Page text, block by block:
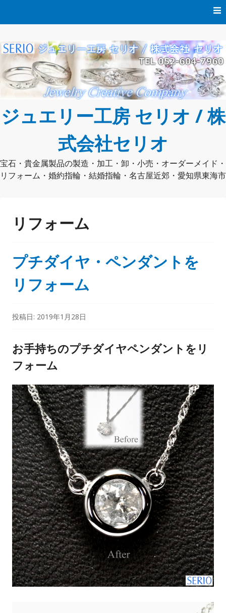
ン
ツ
へ
ス
キ
ジュエリー工房 セリオ / 株
式会社セリオ
宝石・貴金属製品の製造・加工・卸・小売・オーダーメイド・
リフォーム・婚約指輪・結婚指輪・名古屋近郊・愛知県東海市
リフォーム
プチダイヤ・ペンダントを
リフォーム
投稿日: 2019年1月28日
お手持ちのプチダイヤペンダントをリ
フォーム